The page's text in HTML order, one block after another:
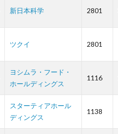
新日本科学 2801
ツクイ 2801
ヨシムラ・フード・
ホールディングス
1116
スターティアホール
ディングス
1138